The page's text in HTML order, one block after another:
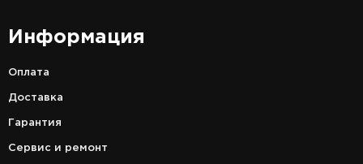
Информация
Оплата
Доставка
Гарантия
Сервис и ремонт